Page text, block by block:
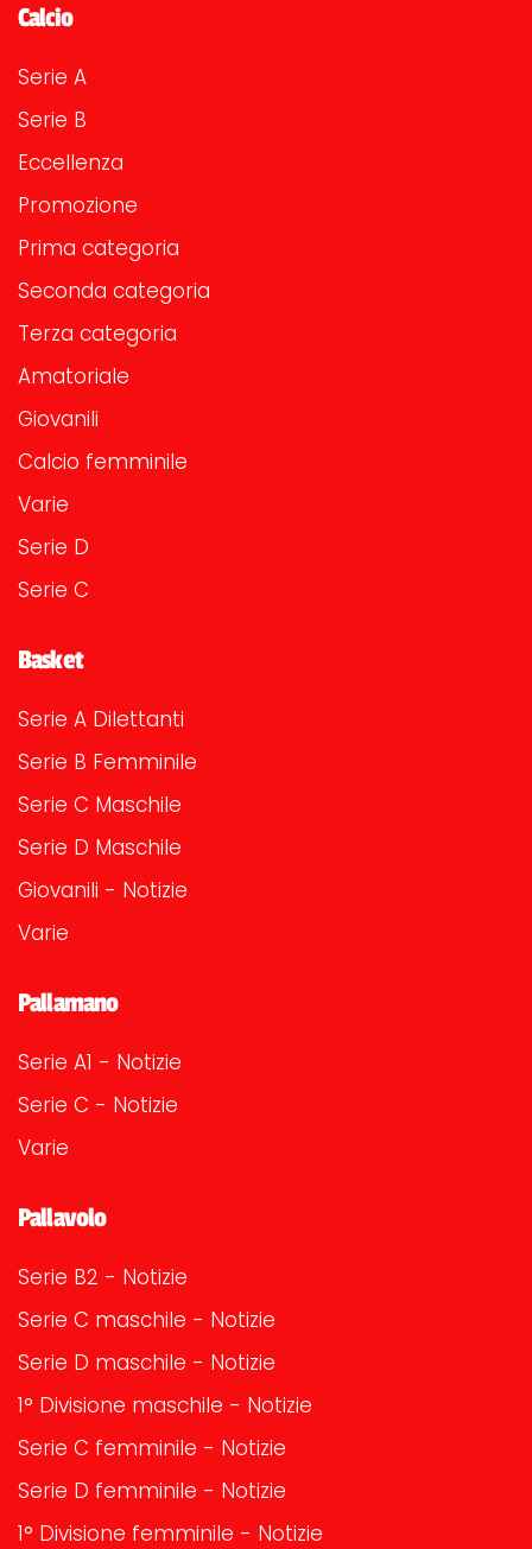
Calcio
Serie A
Serie B
Eccellenza
Promozione
Prima categoria
Seconda categoria
Terza categoria
Amatoriale
Giovanili
Calcio femminile
Varie
Serie D
Serie C
Basket
Serie A Dilettanti
Serie B Femminile
Serie C Maschile
Serie D Maschile
Giovanili - Notizie
Varie
Pallamano
Serie A1 - Notizie
Serie C - Notizie
Varie
Pallavolo
Serie B2 - Notizie
Serie C maschile - Notizie
Serie D maschile - Notizie
1° Divisione maschile - Notizie
Serie C femminile - Notizie
Serie D femminile - Notizie
1° Divisione femminile - Notizie